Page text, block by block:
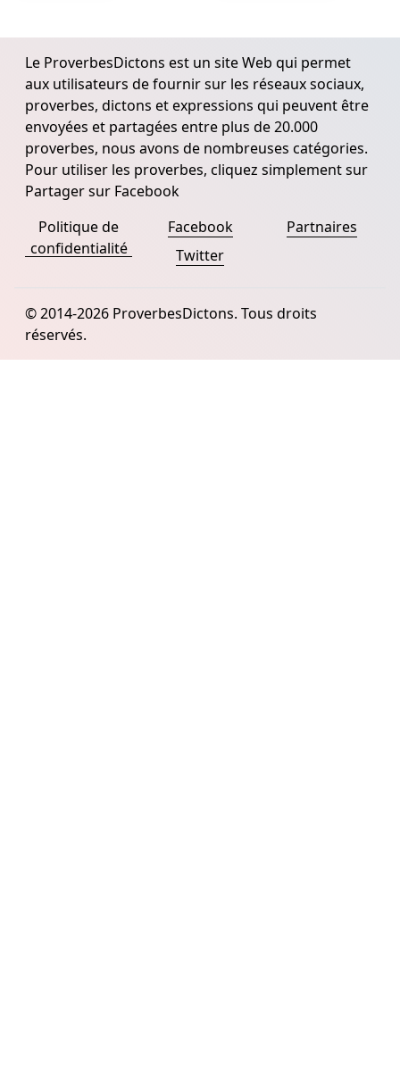
Le ProverbesDictons est un site Web qui permet
aux utilisateurs de fournir sur les réseaux sociaux,
proverbes, dictons et expressions qui peuvent être
envoyées et partagées entre plus de 20.000
proverbes, nous avons de nombreuses catégories.
Pour utiliser les proverbes, cliquez simplement sur
Partager sur Facebook
Politique de
confidentialité
Facebook
Twitter
Partnaires
© 2014-2026 ProverbesDictons. Tous droits
réservés.